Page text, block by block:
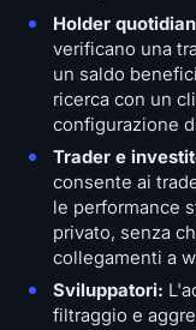
Holder
verificano una
un saldo
ricerca con un
configurazione
Trader e
consente ai
le performance
privato, senza
collegamenti a
Sviluppatori:
filtraggio e